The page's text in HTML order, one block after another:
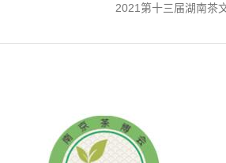
下一篇：
2021第十三届湖南茶